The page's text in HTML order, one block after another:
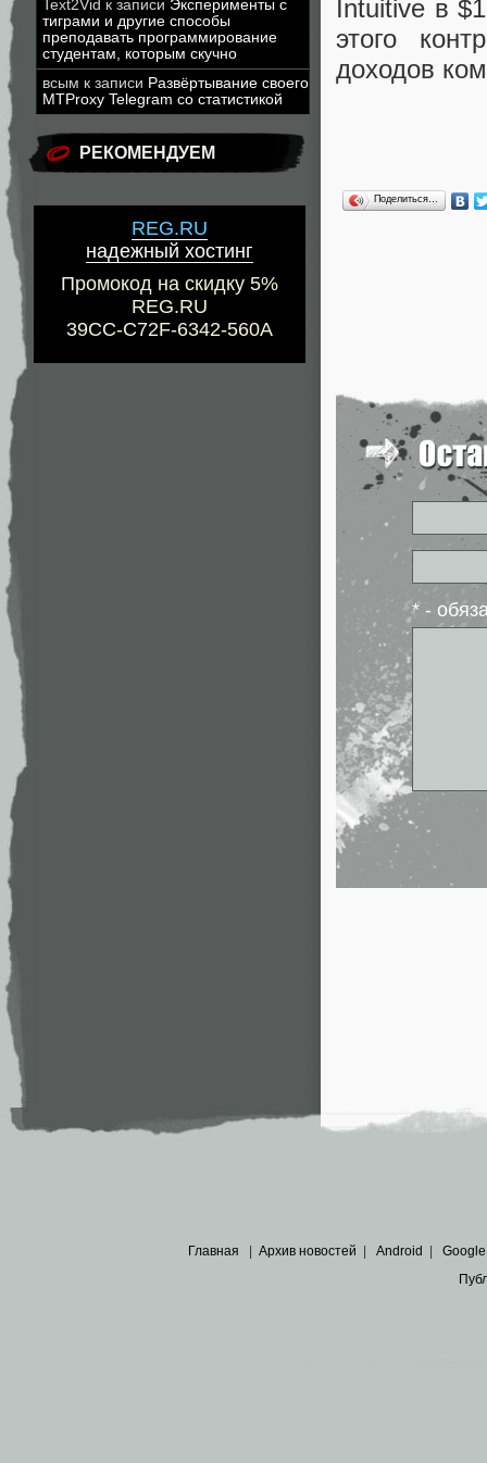
Text2Vid к записи Эксперименты с
тиграми и другие способы
преподавать программирование
студентам, которым скучно
всым к записи Развёртывание своего
MTProxy Telegram со статистикой
РЕКОМЕНДУЕМ
REG.RU
надежный хостинг
Промокод на скидку 5%
REG.RU
39CC-C72F-6342-560A
Intuitive в
этого
доходов
Поделиться…
* -
Главная Архив новостей Android Google